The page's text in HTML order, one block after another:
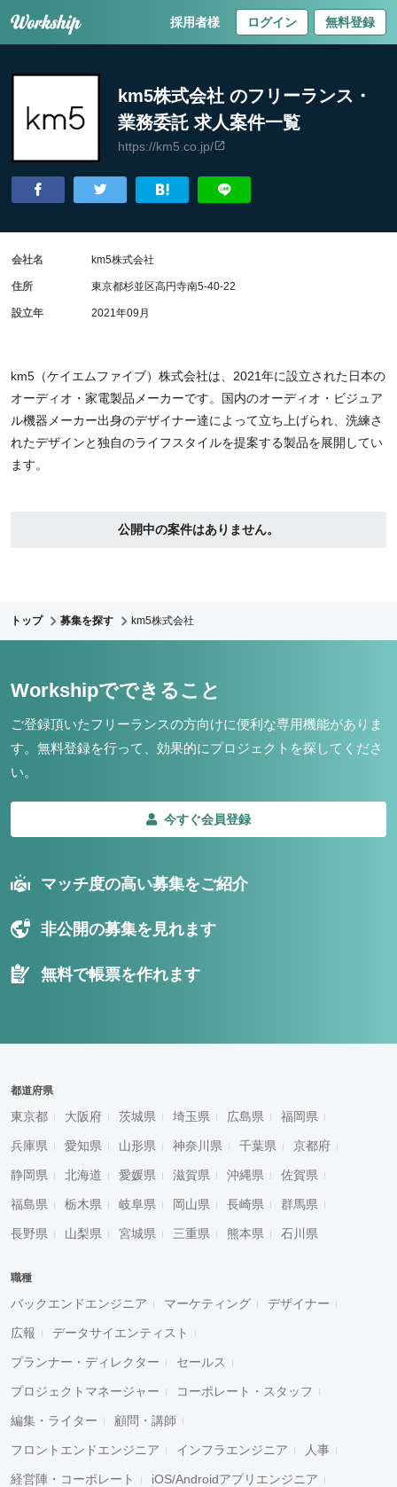
採用者様 ログイン 無料登録
km5株式会社 のフリーランス・
業務委託 求人案件一覧
https://km5.co.jp/
km5（ケイエムファイブ）株式会社は、2021年に設立された日本の
オーディオ・家電製品メーカーです。国内のオーディオ・ビジュア
ル機器メーカー出身のデザイナー達によって立ち上げられ、洗練さ
れたデザインと独自のライフスタイルを提案する製品を展開してい
ます。
公開中の案件はありません。
会社名 km5株式会社
住所 東京都杉並区高円寺南5-40-22
設立年 2021年09月
トップ 募集を探す km5株式会社
Workshipでできること
ご登録頂いたフリーランスの方向けに便利な専用機能がありま
す。 無料登録を行って、効果的にプロジェクトを探してくださ
い。
今すぐ会員登録
マッチ度の高い募集をご紹介
非公開の募集を見れます
無料で帳票を作れます
都道府県
東京都 大阪府 茨城県 埼玉県 広島県 福岡県
兵庫県 愛知県 山形県 神奈川県 千葉県 京都府
静岡県 北海道 愛媛県 滋賀県 沖縄県 佐賀県
福島県 栃木県 岐阜県 岡山県 長崎県 群馬県
長野県 山梨県 宮城県 三重県 熊本県 石川県
職種
バックエンドエンジニア マーケティング デザイナー
広報 データサイエンティスト
プランナー・ディレクター セールス
プロジェクトマネージャー コーポレート・スタッフ
編集・ライター 顧問・講師
フロントエンドエンジニア インフラエンジニア 人事
経営陣・コーポレート iOS/Androidアプリエンジニア